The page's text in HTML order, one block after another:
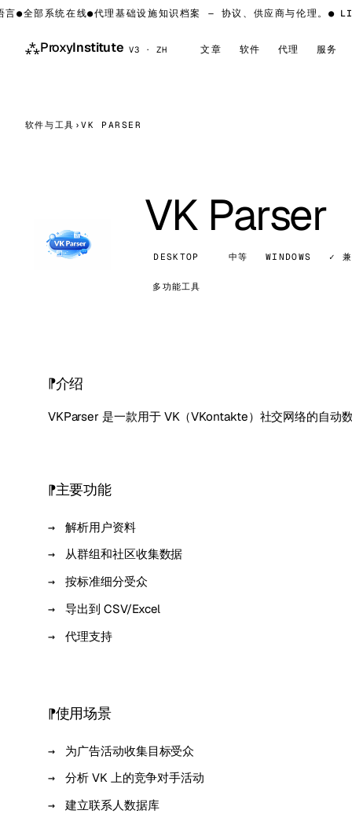
●全部系统在线●代理基础设施知识档案 — 协议、供应商与伦理。 ●
⁂ProxyInstitute V3 · ZH 文章 软件 代理 服务
软件与工具 ›VK PARSER
VK Parser
DESKTOP 中等 WINDOWS ✓ 兼
多功能工具
介绍
VKParser 是一款用于 VK（VKontakte）社交网络的自动数
主要功能
解析用户资料
从群组和社区收集数据
按标准细分受众
导出到 CSV/Excel
代理支持
使用场景
为广告活动收集目标受众
分析 VK 上的竞争对手活动
建立联系人数据库